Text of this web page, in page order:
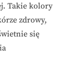
Takie kolory
zdrowy,
się